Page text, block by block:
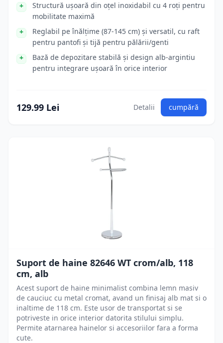
Structură ușoară din oțel inoxidabil cu 4 roți pentru
mobilitate maximă
Reglabil pe înălțime (87-145 cm) și versatil, cu raft
pentru pantofi și tijă pentru pălării/genti
Bază de depozitare stabilă și design alb-argintiu
pentru integrare ușoară în orice interior
129.99 Lei Detalii cumpără
Suport de haine 82646 WT crom/alb, 118
cm, alb
Acest suport de haine minimalist combina lemn masiv
de cauciuc cu metal cromat, avand un finisaj alb mat si o
inaltime de 118 cm. Este usor de transportat si se
potriveste in orice interior datorita stilului simplu.
Permite atarnarea hainelor si accesoriilor fara a forma
cute.